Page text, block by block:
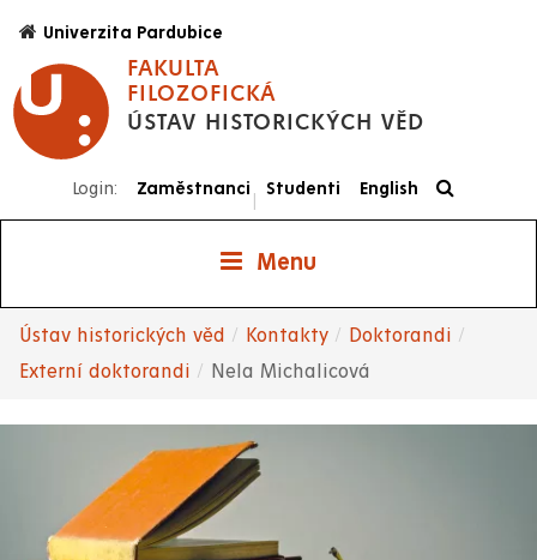
hlavnímu
obsahu
FAKULTA
FILOZOFICKÁ
ÚSTAV HISTORICKÝCH VĚD
Univerzita Pardubice
Login: Zaměstnanci
|
Studenti English
Menu
Drobečková
navigace
Ústav historických věd Kontakty
Doktorandi
Externí doktorandi
Nela Michalicová